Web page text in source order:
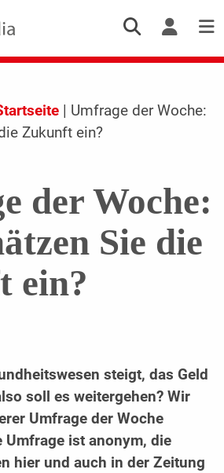
| Umfrage der Woche:
Zukunft ein?
der Woche:
Sie die
ein?
steigt, das Geld
soll es weitergehen? Wir
Umfrage der Woche
Umfrage ist anonym, die
hier und auch in der Zeitung